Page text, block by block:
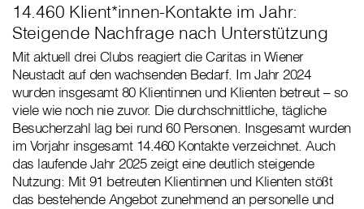
14.460 Klient*innen-Kontakte im Jahr:
Steigende Nachfrage nach Unterstützung
Mit aktuell drei Clubs reagiert die Caritas in Wiener
Neustadt auf den wachsenden Bedarf. Im Jahr 2024
wurden insgesamt 80 Klientinnen und Klienten betreut – so
viele wie noch nie zuvor. Die durchschnittliche, tägliche
Besucherzahl lag bei rund 60 Personen. Insgesamt wurden
im Vorjahr insgesamt 14.460 Kontakte verzeichnet. Auch
das laufende Jahr 2025 zeigt eine deutlich steigende
Nutzung: Mit 91 betreuten Klientinnen und Klienten stößt
das bestehende Angebot zunehmend an personelle und